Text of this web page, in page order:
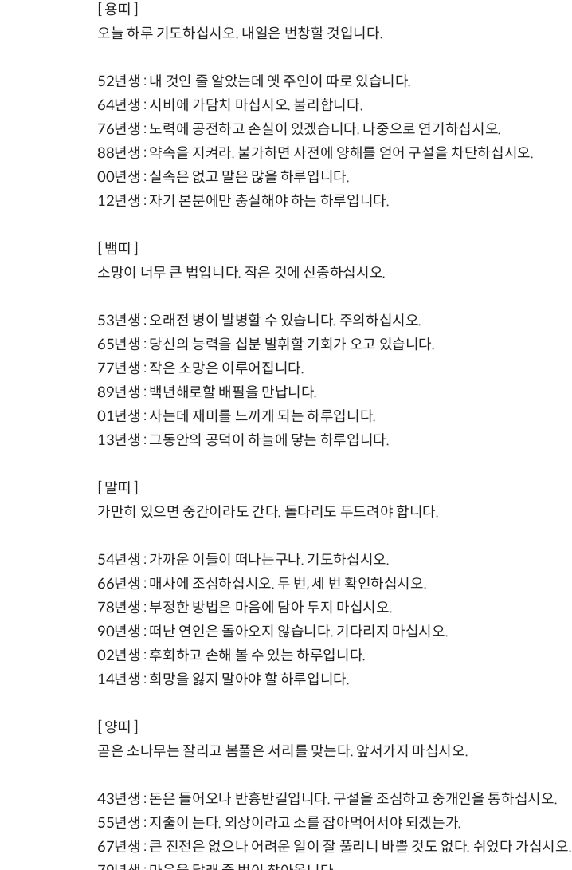
[ 용띠 ]
오늘 하루 기도하십시오. 내일은 번창할 것입니다.
52년생 : 내 것인 줄 알았는데 옛 주인이 따로 있습니다.
64년생 : 시비에 가담치 마십시오. 불리합니다.
76년생 : 노력에 공전하고 손실이 있겠습니다. 나중으로 연기하십시오.
88년생 : 약속을 지켜라. 불가하면 사전에 양해를 얻어 구설을 차단하십시오.
00년생 : 실속은 없고 말은 많을 하루입니다.
12년생 : 자기 본분에만 충실해야 하는 하루입니다.
[ 뱀띠 ]
소망이 너무 큰 법입니다. 작은 것에 신중하십시오.
53년생 : 오래전 병이 발병할 수 있습니다. 주의하십시오.
65년생 : 당신의 능력을 십분 발휘할 기회가 오고 있습니다.
77년생 : 작은 소망은 이루어집니다.
89년생 : 백년해로할 배필을 만납니다.
01년생 : 사는데 재미를 느끼게 되는 하루입니다.
13년생 : 그동안의 공덕이 하늘에 닿는 하루입니다.
[ 말띠 ]
가만히 있으면 중간이라도 간다. 돌다리도 두드려야 합니다.
54년생 : 가까운 이들이 떠나는구나. 기도하십시오.
66년생 : 매사에 조심하십시오. 두 번, 세 번 확인하십시오.
78년생 : 부정한 방법은 마음에 담아 두지 마십시오.
90년생 : 떠난 연인은 돌아오지 않습니다. 기다리지 마십시오.
02년생 : 후회하고 손해 볼 수 있는 하루입니다.
14년생 : 희망을 잃지 말아야 할 하루입니다.
[ 양띠 ]
곧은 소나무는 잘리고 봄풀은 서리를 맞는다. 앞서가지 마십시오.
43년생 : 돈은 들어오나 반흉반길입니다. 구설을 조심하고 중개인을 통하십시오.
55년생 : 지출이 는다. 외상이라고 소를 잡아먹어서야 되겠는가.
67년생 : 큰 진전은 없으나 어려운 일이 잘 풀리니 바쁠 것도 없다. 쉬었다 가십시오.